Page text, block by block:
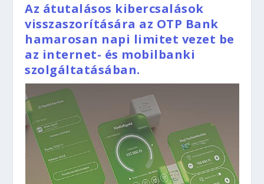
Az átutalásos kibercsalások
visszaszorítására az OTP Bank
hamarosan napi limitet vezet be
az internet- és mobilbanki
szolgáltatásában.